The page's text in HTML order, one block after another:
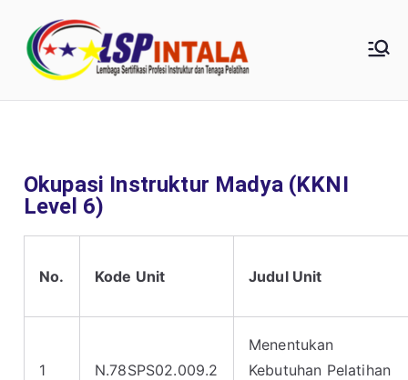
0857-
7348
Okupasi Instruktur Madya (KKNI
Level 6)
No. Kode Unit Judul Unit
1 N.78SPS02.009.2
Menentukan
Kebutuhan Pelatihan